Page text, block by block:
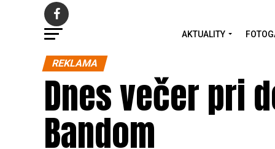
AKTUALITY
REKLAMA
Dnes večer pri
Bandom